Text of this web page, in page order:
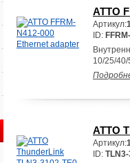
ATTO
Артикул:
ID:
10/25/
ATTO
Артикул:
ID: